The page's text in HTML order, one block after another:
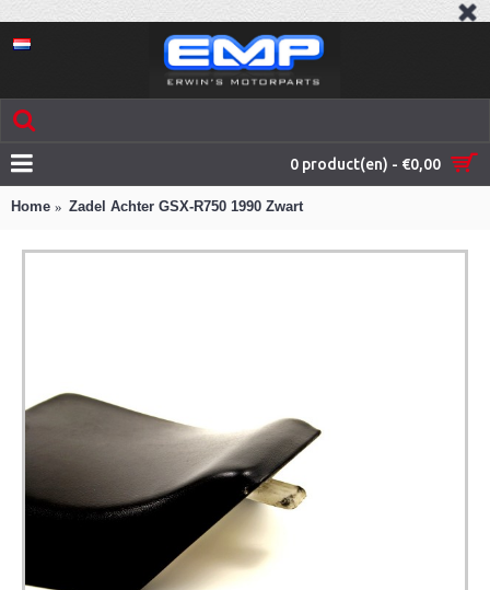
0 product(en) - €0,00
Home Zadel Achter GSX-R750 1990 Zwart